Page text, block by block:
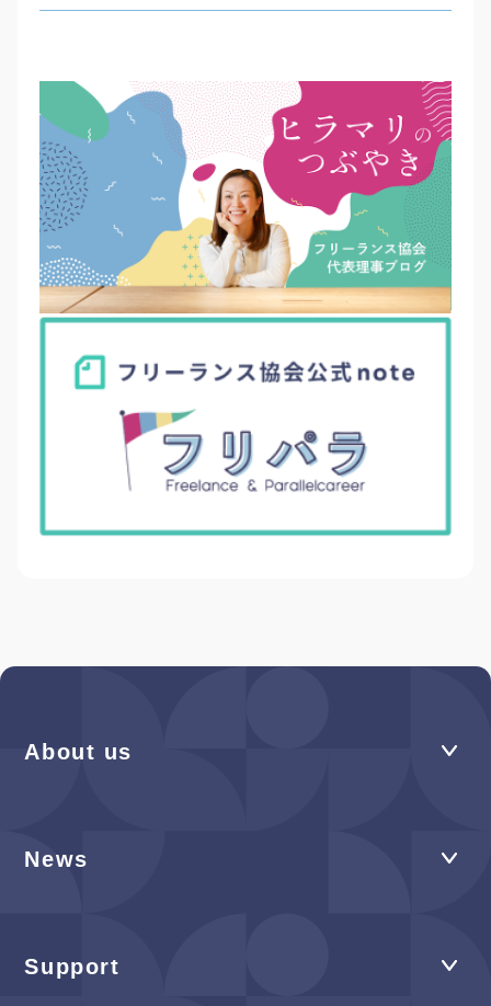
About us
News
Support